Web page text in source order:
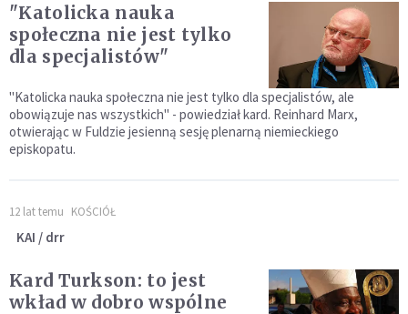
"Katolicka nauka
społeczna nie jest tylko
dla specjalistów"
"Katolicka nauka społeczna nie jest tylko dla specjalistów, ale
obowiązuje nas wszystkich" - powiedział kard. Reinhard Marx,
otwierając w Fuldzie jesienną sesję plenarną niemieckiego
episkopatu.
12 lat temu KOŚCIÓŁ
KAI / drr
Kard Turkson: to jest
wkład w dobro wspólne